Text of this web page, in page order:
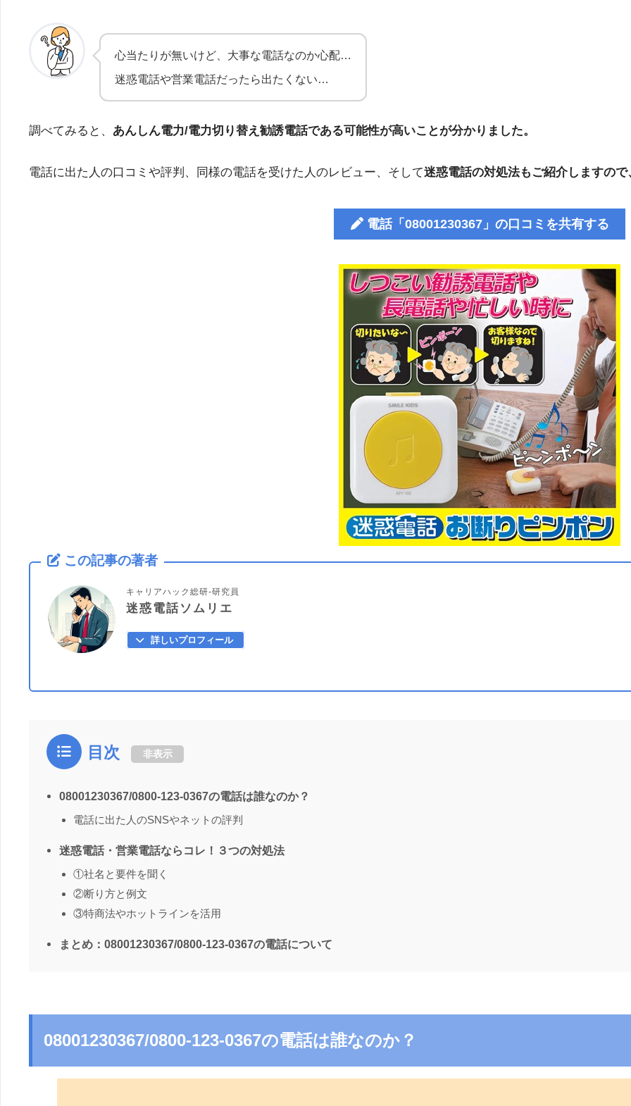
心当たりが無いけど、大事な電話なのか心配…
迷惑電話や営業電話だったら出たくない…
調べてみると、 あんしん電力/電力切り替え勧誘電話である可能性が高いことが分かりました。
電話に出た人の口コミや評判、同様の電話を受けた人のレビュー、そして迷惑電話の対処法もご紹介しますの
電話「08001230367」の口コミを共有する
この記事の著者
キャリアハック総研-研究員
迷惑電話ソムリエ
詳しいプロフィール
目次 非表示
08001230367/0800-123-0367の電話は誰なのか？
電話に出た人のSNSやネットの評判
迷惑電話・営業電話ならコレ！３つの対処法
①社名と要件を聞く
②断り方と例文
③特商法やホットラインを活用
まとめ：08001230367/0800-123-0367の電話について
08001230367/0800-123-0367の電話は誰なのか？